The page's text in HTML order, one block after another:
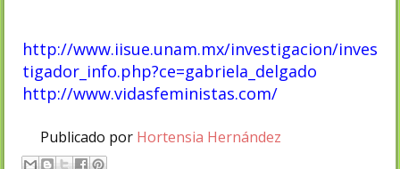
http://www.iisue.unam.mx/investigacion/inves
tigador_info.php?ce=gabriela_delgado
http://www.vidasfeministas.com/
Publicado por Hortensia Hernández